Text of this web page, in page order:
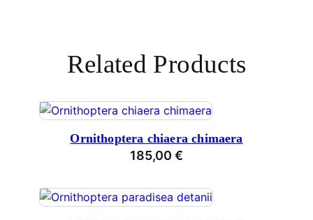
Related Products
Ornithoptera chiaera chimaera
185,00 €